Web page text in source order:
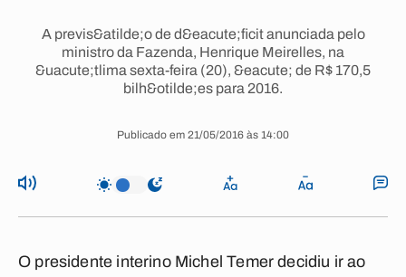
A previs&atilde;o de d&eacute;ficit anunciada pelo
ministro da Fazenda, Henrique Meirelles, na
&uacute;tlima sexta-feira (20), &eacute; de R$ 170,5
bilh&otilde;es para 2016.
Publicado em 21/05/2016 às 14:00
O presidente interino Michel Temer decidiu ir ao